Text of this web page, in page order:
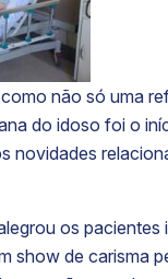
não só uma
do idoso foi o
novidades
os
show de carisma